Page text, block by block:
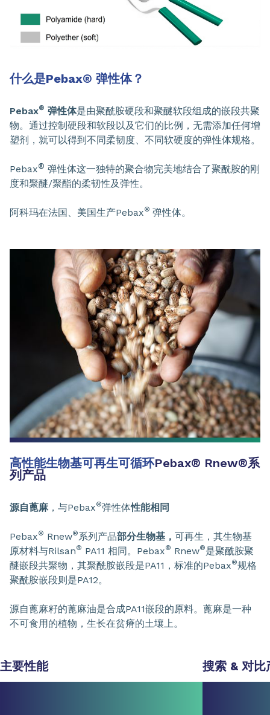
什么是Pebax® 弹性体？
Pebax® 弹性体是由聚酰胺硬段和聚醚软段组成的嵌段共聚
物。通过控制硬段和软段以及它们的比例，无需添加任何增
塑剂，就可以得到不同柔韧度、不同软硬度的弹性体规格。
Pebax® 弹性体这一独特的聚合物完美地结合了聚酰胺的刚
度和聚醚/聚酯的柔韧性及弹性。
阿科玛在法国、美国生产Pebax® 弹性体。
高性能生物基可再生可循环Pebax® Rnew®系
列产品
源自蓖麻，与Pebax®弹性体性能相同
Pebax® Rnew®系列产品部分生物基， 可再生，其生物基
原材料与Rilsan® PA11 相同。Pebax® Rnew®是聚酰胺聚
醚嵌段共聚物，其聚酰胺嵌段是PA11，标准的Pebax®规格
聚酰胺嵌段则是PA12。
源自蓖麻籽的蓖麻油是合成PA11嵌段的原料。蓖麻是一种
不可食用的植物，生长在贫瘠的土壤上。
主要性能 搜索 & 对比